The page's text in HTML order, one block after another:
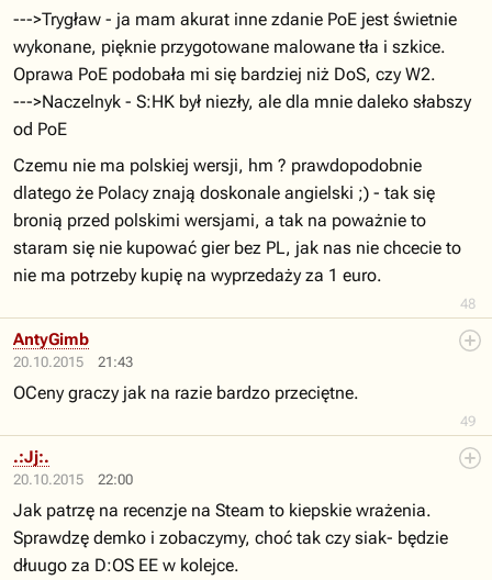
48
--->Trygław - ja mam akurat inne zdanie PoE jest świetnie
wykonane, pięknie przygotowane malowane tła i szkice.
Oprawa PoE podobała mi się bardziej niż DoS, czy W2.
--->Naczelnyk - S:HK był niezły, ale dla mnie daleko słabszy
od PoE
Czemu nie ma polskiej wersji, hm ? prawdopodobnie
dlatego że Polacy znają doskonale angielski ;) - tak się
bronią przed polskimi wersjami, a tak na poważnie to
staram się nie kupować gier bez PL, jak nas nie chcecie to
nie ma potrzeby kupię na wyprzedaży za 1 euro.
20.10.2015 21:43
49
AntyGimb
OCeny graczy jak na razie bardzo przeciętne.
20.10.2015 22:00
.:Jj:.
Jak patrzę na recenzje na Steam to kiepskie wrażenia.
Sprawdzę demko i zobaczymy, choć tak czy siak- będzie
dłuugo za D:OS EE w kolejce.